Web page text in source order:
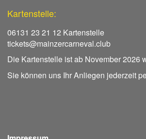
Kartenstelle:
06131 23 21 12 Kartenstelle
tickets@mainzercarneval.club
Die Kartenstelle ist ab November 2026
Sie können uns Ihr Anliegen jederzeit